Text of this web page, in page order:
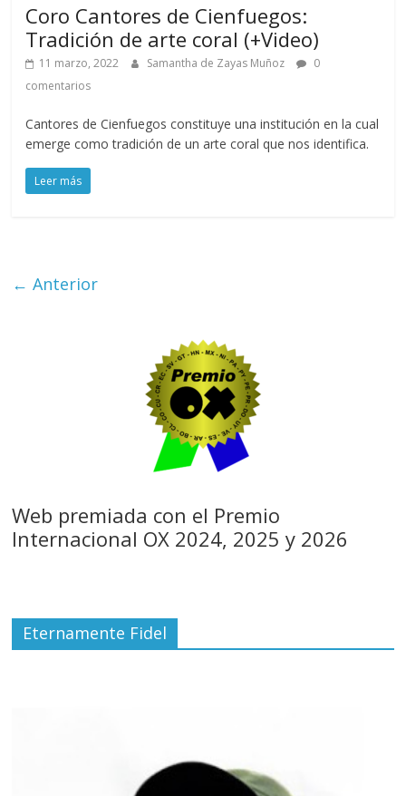
Coro Cantores de Cienfuegos:
Tradición de arte coral (+Video)
11 marzo, 2022 Samantha de Zayas Muñoz
0
comentarios
Cantores de Cienfuegos constituye una institución en la cual
emerge como tradición de un arte coral que nos identifica.
Leer más
← Anterior
Web premiada con el Premio
Internacional OX 2024, 2025 y 2026
Eternamente Fidel